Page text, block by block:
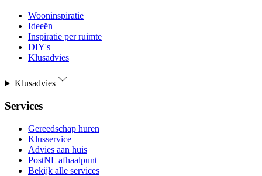
Wooninspiratie
Ideeën
Inspiratie per ruimte
DIY's
Klusadvies
Klusadvies
Services
Gereedschap huren
Klusservice
Advies aan huis
PostNL afhaalpunt
Bekijk alle services